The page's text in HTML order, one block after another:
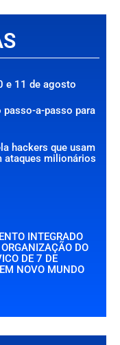
e 11 de agosto
passo-a-passo para
hackers que usam
ataques milionários
INTEGRADO
ORGANIZAÇÃO DO
DE 7 DE
NOVO MUNDO